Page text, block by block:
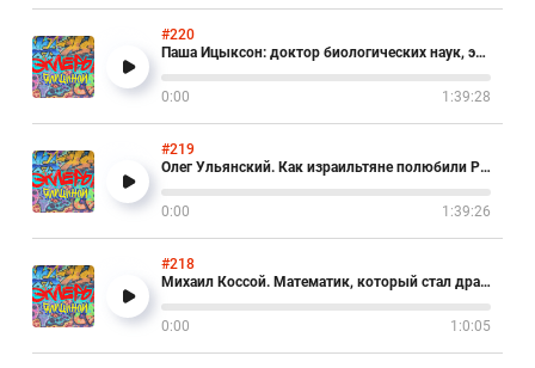
#220
Паша Ицыксон: доктор биологических наук, эмбриолог
0:00 1:39:28
#219
Олег Ульянский. Как израильтяне полюбили Рязанова
0:00 1:39:26
#218
Михаил Коссой. Математик, который стал драматургом
0:00 1:0:05